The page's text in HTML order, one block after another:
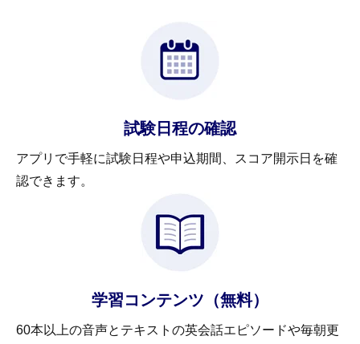
試験日程の確認
アプリで手軽に試験日程や申込期間、スコア開示日を確
認できます。
学習コンテンツ（無料）
60本以上の音声とテキストの英会話エピソードや毎朝更